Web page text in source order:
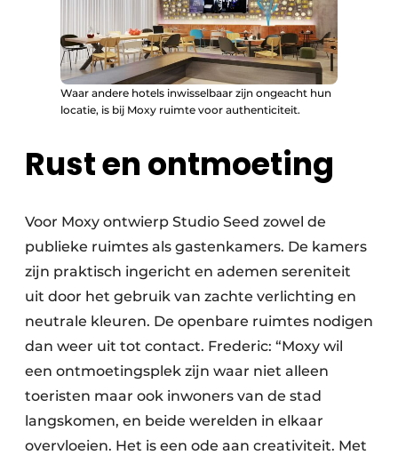
Waar andere hotels inwisselbaar zijn ongeacht hun
locatie, is bij Moxy ruimte voor authenticiteit.
Rust en ontmoeting
Voor Moxy ontwierp Studio Seed zowel de
publieke ruimtes als gastenkamers. De kamers
zijn praktisch ingericht en ademen sereniteit
uit door het gebruik van zachte verlichting en
neutrale kleuren. De openbare ruimtes nodigen
dan weer uit tot contact. Frederic: “Moxy wil
een ontmoetingsplek zijn waar niet alleen
toeristen maar ook inwoners van de stad
langskomen, en beide werelden in elkaar
overvloeien. Het is een ode aan creativiteit. Met